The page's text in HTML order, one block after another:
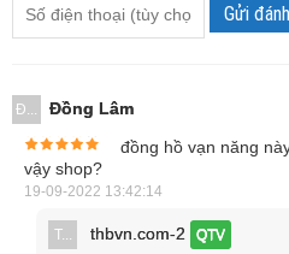
Gửi
Đ...
Đồng Lâm
đồng hồ vạn năng
vậy shop?
19-09-2022 13:42:14
T... thbvn.com-2 QTV